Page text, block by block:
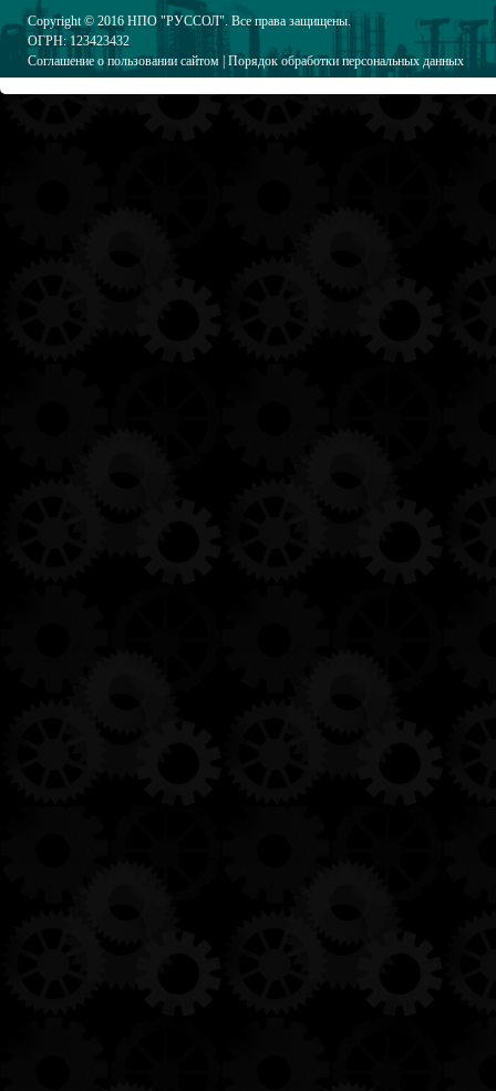
Copyright © 2016 НПО "РУССОЛ". Все права защищены.
ОГРН: 123423432
Соглашение о пользовании сайтом Порядок обработки персональных данных